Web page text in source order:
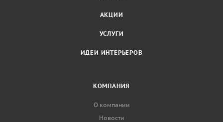
АКЦИИ
УСЛУГИ
ИДЕИ ИНТЕРЬЕРОВ
КОМПАНИЯ
О компании
Новости